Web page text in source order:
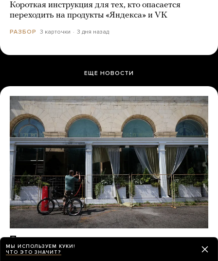
Короткая инструкция для тех, кто опасается
переходить на продукты «Яндекса» и VK
РАЗБОР 3 карточки 3 дня назад
ЕЩЕ НОВОСТИ
Почти неделю назад в ресторане
в центре Москвы произошел взрыв.
МЫ ИСПОЛЬЗУЕМ КУКИ!
ЧТО ЭТО ЗНАЧИТ?